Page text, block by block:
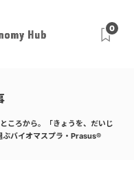
0
ころから。「きょうを、だいじ
ぶバイオマスプラ・Prasus®